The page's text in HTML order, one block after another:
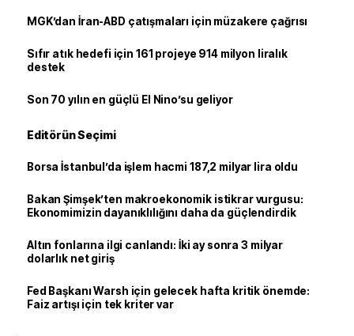
MGK’dan İran-ABD çatışmaları için müzakere çağrısı
Sıfır atık hedefi için 161 projeye 914 milyon liralık
destek
Son 70 yılın en güçlü El Nino’su geliyor
Editörün Seçimi
Borsa İstanbul’da işlem hacmi 187,2 milyar lira oldu
Bakan Şimşek’ten makroekonomik istikrar vurgusu:
Ekonomimizin dayanıklılığını daha da güçlendirdik
Altın fonlarına ilgi canlandı: İki ay sonra 3 milyar
dolarlık net giriş
Fed Başkanı Warsh için gelecek hafta kritik önemde:
Faiz artışı için tek kriter var